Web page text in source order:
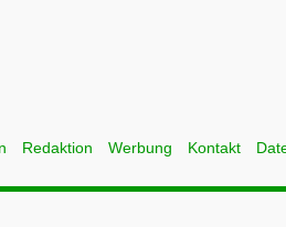
Redaktion Werbung Kontakt